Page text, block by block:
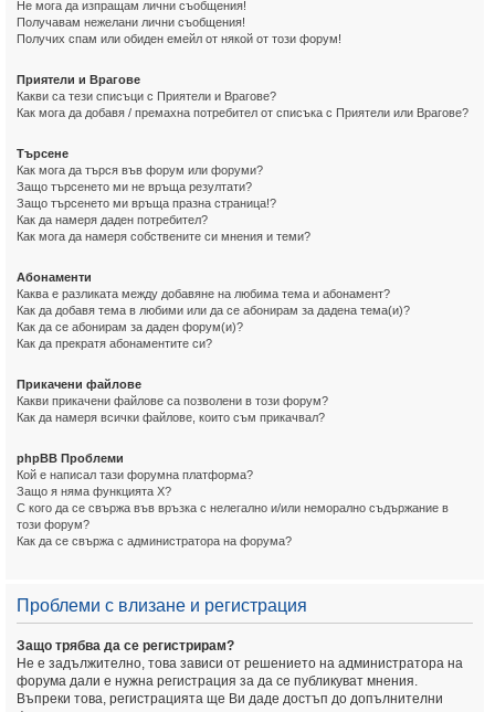
Не мога да изпращам лични съобщения!
Получавам нежелани лични съобщения!
Получих спам или обиден емейл от някой от този форум!
Приятели и Врагове
Какви са тези списъци с Приятели и Врагове?
Как мога да добавя / премахна потребител от списъка с Приятели или Врагове?
Търсене
Как мога да търся във форум или форуми?
Защо търсенето ми не връща резултати?
Защо търсенето ми връща празна страница!?
Как да намеря даден потребител?
Как мога да намеря собствените си мнения и теми?
Абонаменти
Каква е разликата между добавяне на любима тема и абонамент?
Как да добавя тема в любими или да се абонирам за дадена тема(и)?
Как да се абонирам за даден форум(и)?
Как да прекратя абонаментите си?
Прикачени файлове
Какви прикачени файлове са позволени в този форум?
Как да намеря всички файлове, които съм прикачвал?
phpBB Проблеми
Кой е написал тази форумна платформа?
Защо я няма функцията X?
С кого да се свържа във връзка с нелегално и/или неморално съдържание в
този форум?
Как да се свържа с администратора на форума?
Проблеми с влизане и регистрация
Защо трябва да се регистрирам?
Не е задължително, това зависи от решението на администратора на
форума дали е нужна регистрация за да се публикуват мнения.
Въпреки това, регистрацията ще Ви даде достъп до допълнителни